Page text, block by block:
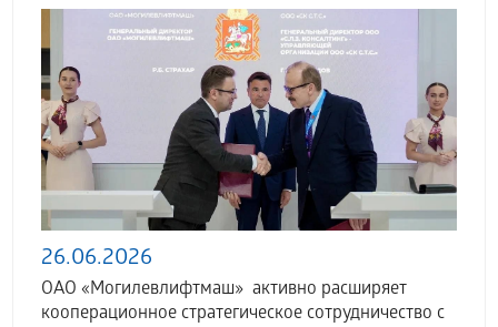
26.06.2026
ОАО «Могилевлифтмаш» активно расширяет
кооперационное стратегическое сотрудничество с